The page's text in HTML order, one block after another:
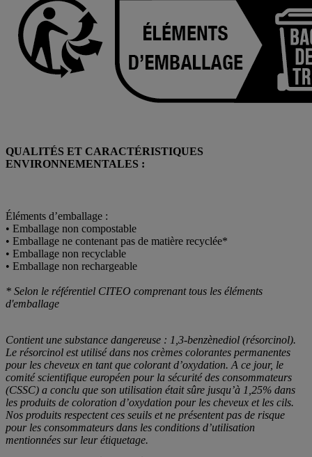
QUALITÉS ET CARACTÉRISTIQUES
ENVIRONNEMENTALES :
Éléments d’emballage :
• Emballage non compostable
• Emballage ne contenant pas de matière recyclée*
• Emballage non recyclable
• Emballage non rechargeable
* Selon le référentiel CITEO comprenant tous les éléments
d'emballage
Contient une substance dangereuse : 1,3-benzènediol (résorcinol).
Le résorcinol est utilisé dans nos crèmes colorantes permanentes
pour les cheveux en tant que colorant d’oxydation. A ce jour, le
comité scientifique européen pour la sécurité des consommateurs
(CSSC) a conclu que son utilisation était sûre jusqu’à 1,25% dans
les produits de coloration d’oxydation pour les cheveux et les cils.
Nos produits respectent ces seuils et ne présentent pas de risque
pour les consommateurs dans les conditions d’utilisation
mentionnées sur leur étiquetage.